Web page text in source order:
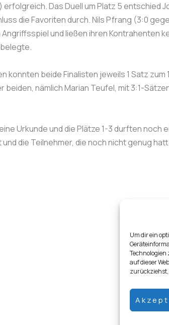
Um dir ein
Technologien
auf dieser
Das Duell um Platz 5 entschied
die Favoriten durch. Nils Pfrang (3:0
und ließen ihren Kontrahenten
konnten beide Finalisten jeweils 1 Satz zum
nämlich Marian Teufel, mit 3:1-
Urkunde und die Plätze 1-3 durften noch
die Teilnehmer, die noch nicht genug